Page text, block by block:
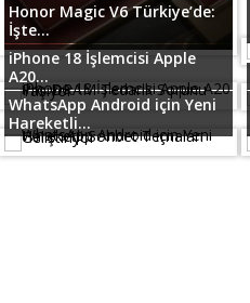
Honor Magic V6 Türkiye’de:
İşte...
iPhone 18 İşlemcisi Apple
A20...
WhatsApp Android için Yeni
Hareketli...